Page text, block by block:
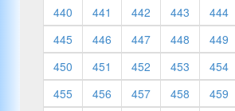
440 441 442 443
444
445
446 447 448
449
450
451 452 453
454
455
456 457 458
459